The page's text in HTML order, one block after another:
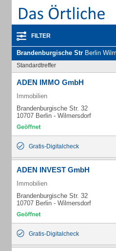
FILTER
Brandenburgische Str Berlin Wilmersdorf - Unternehmen und
Standardtreffer
ADEN IMMO GmbH
Immobilien
Brandenburgische Str. 32
10707 Berlin - Wilmersdorf
Gratis-Digitalcheck
ADEN INVEST GmbH
Immobilien
Brandenburgische Str. 32
10707 Berlin - Wilmersdorf
Gratis-Digitalcheck